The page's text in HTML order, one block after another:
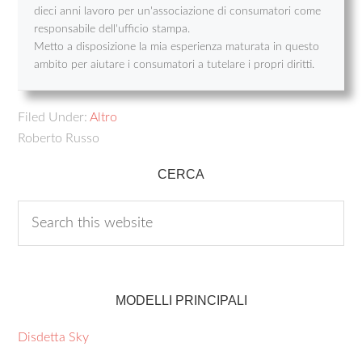
dieci anni lavoro per un'associazione di consumatori come
responsabile dell'ufficio stampa.
Metto a disposizione la mia esperienza maturata in questo
ambito per aiutare i consumatori a tutelare i propri diritti.
Filed Under:Altro
Roberto Russo
CERCA
MODELLI PRINCIPALI
Disdetta Sky